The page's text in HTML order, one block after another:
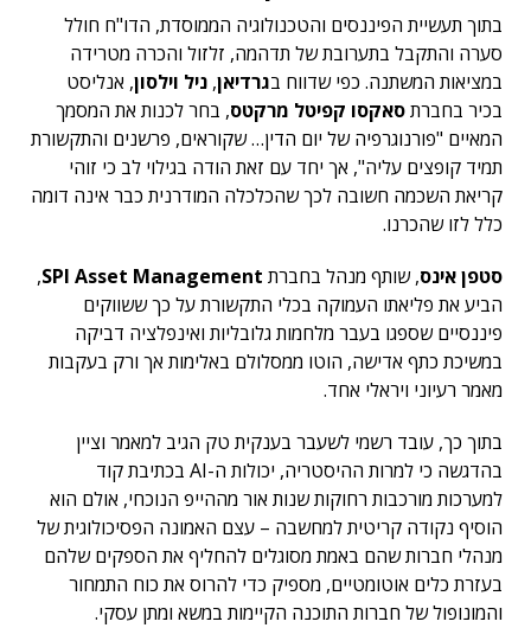
בתוך תעשיית הפיננסים והטכנולוגיה הממוסדת, הדו"ח חולל
סערה והתקבל בתערובת של תדהמה, זלזול והכרה מטרידה
במציאות המשתנה. כפי שדווח בגרדיאן, ניל וילסון, אנליסט
בכיר בחברתסאקסו קפיטל מרקטס, בחר לכנות את המסמך
המאיים "פורנוגרפיה של יום הדין… שקוראים, פרשנים והתקשורת
תמיד קופצים עליה", אך יחד עם זאת הודה בגילוי לב כי זוהי
קריאת השכמה חשובה לכך שהכלכלה המודרנית כבר אינה דומה
כלל לזו שהכרנו.
סטפן אינס, שותף מנהל בחברת SPI Asset Management
,
הביע את פליאתו העמוקה בכלי התקשורת על כך ששווקים
פיננסיים שספגו בעבר מלחמות גלובליות ואינפלציה דביקה
במשיכת כתף אדישה, הוטו ממסלולם באלימות אך ורק בעקבות
מאמר רעיוני ויראלי אחד.
בתוך כך, עובד רשמי לשעבר בענקית טק הגיב למאמר וציין
בהדגשה כי למרות ההיסטריה, יכולות ה-AI בכתיבת קוד
למערכות מורכבות רחוקות שנות אור מההייפ הנוכחי, אולם הוא
הוסיף נקודה קריטית למחשבה – עצם האמונה הפסיכולוגית של
מנהלי חברות שהם באמת מסוגלים להחליף את הספקים שלהם
בעזרת כלים אוטומטיים, מספיק כדי להרוס את כוח התמחור
והמונופול של חברות התוכנה הקיימות במשא ומתן עסקי.